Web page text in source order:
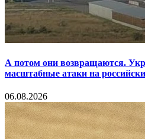
А потом они возвращаются.
масштабные атаки на
06.08.2026